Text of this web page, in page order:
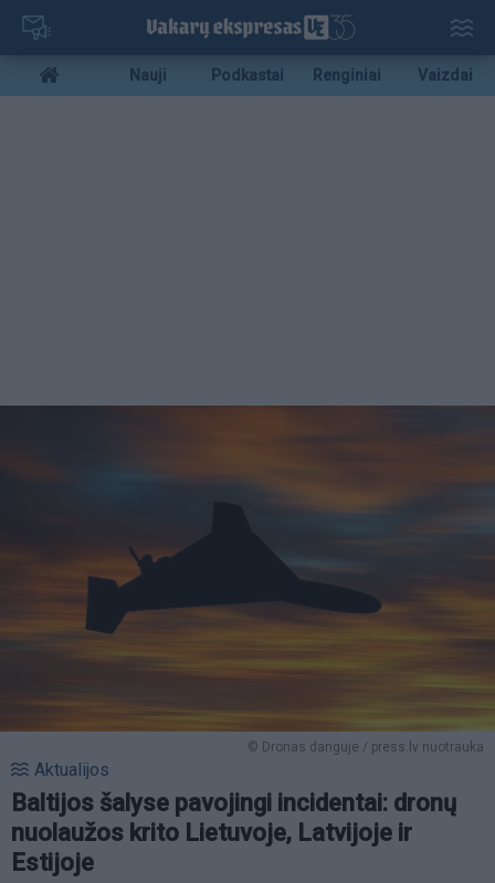
Pereiti
pagrindinį
turinį
Mobile
menu
Nauji Podkastai Renginiai Vaizdai
© Dronas danguje / press.lv nuotrauka
Aktualijos
Baltijos šalyse pavojingi incidentai: dronų
nuolaužos krito Lietuvoje, Latvijoje ir
Estijoje